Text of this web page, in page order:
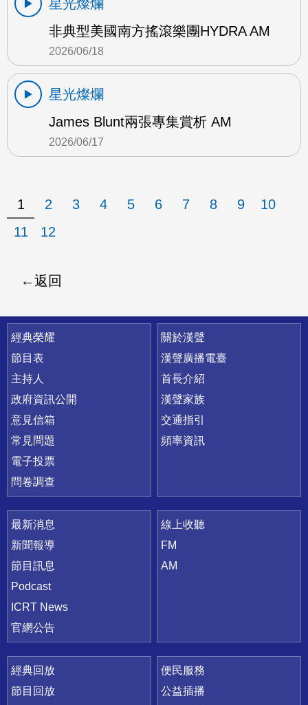
星光燦爛
非典型美國南方搖滾樂團HYDRA AM
2026/06/18
星光燦爛
James Blunt兩張專集賞析 AM
2026/06/17
1 2 3 4 5 6 7 8 9
10
11
12
返回
快速連結
經典榮耀
節目表
主持人
政府資訊公開
意見信箱
常見問題
電子投票
問卷調查
關於漢聲
漢聲廣播電臺
首長介紹
漢聲家族
交通指引
頻率資訊
最新消息
新聞報導
節目訊息
Podcast
ICRT News
官網公告
線上收聽
FM
AM
經典回放
節目回放
便民服務
公益插播